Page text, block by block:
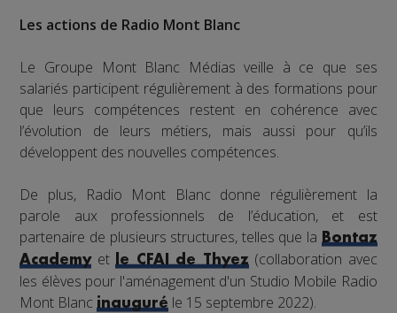
Les actions de Radio Mont Blanc
Le Groupe Mont Blanc Médias veille à ce que ses
salariés participent régulièrement à des formations pour
que leurs compétences restent en cohérence avec
l’évolution de leurs métiers, mais aussi pour qu’ils
développent des nouvelles compétences.
De plus, Radio Mont Blanc donne régulièrement la
parole aux professionnels de l’éducation, et est
partenaire de plusieurs structures, telles que la
Bontaz
Academyet le CFAI de Thyez(collaboration avec
les élèves pour l'aménagement d'un Studio Mobile Radio
Mont Blancinauguré le 15 septembre 2022).